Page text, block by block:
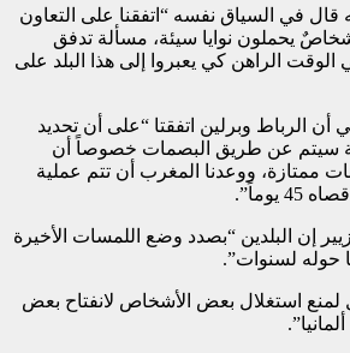
قال في السياق نفسه “اتفقنا على التعاون
يحملون نوايا سيئة، مسألة تدفق
الوقت الراهن كي يعبروا إلى هذا البلد على
أن الرباط وبرلين اتفقتا “على أن تحديد
سيتم عن طريق البصمات خصوصاً أن
ممتازة، ووعدنا المغرب أن تتم عملية
إن البلدين “بصدد وضع اللمسات الأخيرة
حوله لسنوات”.
استغلال بعض الأشخاص لانفتاح بعض